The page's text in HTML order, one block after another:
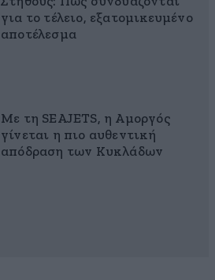
για το τέλειο, εξατομικευμένο
αποτέλεσμα
Με τη SEAJETS, η Αμοργός
γίνεται η πιο αυθεντική
απόδραση των Κυκλάδων